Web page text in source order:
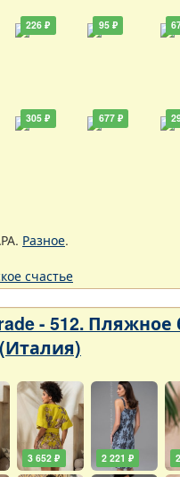
226 ₽
305 ₽
95 ₽
677 ₽
Разное.
счастье
- 512. Пляжное
3 652 ₽ 2 221 ₽